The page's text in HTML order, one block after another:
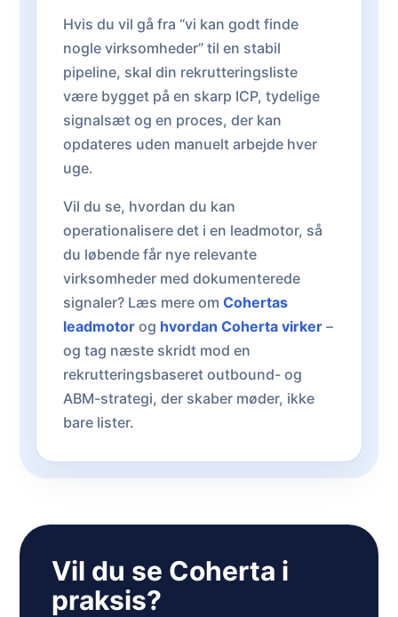
Hvis du vil gå fra “vi kan godt finde
nogle virksomheder” til en stabil
pipeline, skal din rekrutteringsliste
være bygget på en skarp ICP, tydelige
signalsæt og en proces, der kan
opdateres uden manuelt arbejde hver
uge.
Vil du se, hvordan du kan
operationalisere det i en leadmotor, så
du løbende får nye relevante
virksomheder med dokumenterede
signaler? Læs mere om Cohertas
leadmotor og hvordan Coherta virker –
og tag næste skridt mod en
rekrutteringsbaseret outbound- og
ABM-strategi, der skaber møder, ikke
bare lister.
Vil du se Coherta i
praksis?